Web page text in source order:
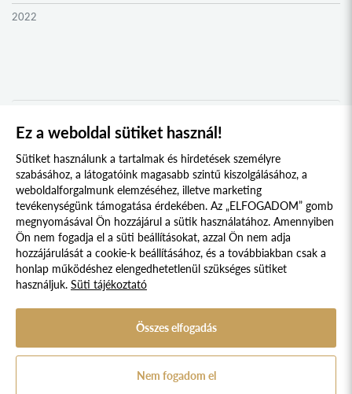
NYUGAT-BÁCSKA KOLLÉGIUM
DRÁVASZÖG ÉS SZLAVÓNIA KOLLÉGIUM
TESSEDIK SÁMUEL KOLLÉGIUM
AFRIKA KOLLÉGIUM
KELETI NYITÁS KOLLÉGIUM
IBERO-AMERICA KOLLÉGIUM
SZENT-GYÖRGYI ALBERT KOLLÉGIUM
VARGA DOMOKOS KOLLÉGIUM
STEINDL IMRE PARLEMENTI KOLLÉGIUM
2022
2016
2015
2014
2013
2012
2009
1 2 3 4
Süti szabályzat Adatvédelmi nyilatkozat
Jogi nyilatkozat
© 2017 - 2026 NÉPFŐISKOLA ALAPÍTVÁNY, LAKITELEK. MINDEN JOG
Ez a weboldal sütiket használ!
Sütiket használunk a tartalmak és hirdetések személyre
szabásához, a látogatóink magasabb szintű kiszolgálásához, a
weboldalforgalmunk elemzéséhez, illetve marketing
tevékenységünk támogatása érdekében. Az „ELFOGADOM” gomb
megnyomásával Ön hozzájárul a sütik használatához. Amennyiben
Ön nem fogadja el a süti beállításokat, azzal Ön nem adja
hozzájárulását a cookie-k beállításához, és a továbbiakban csak a
honlap működéshez elengedhetetlenül szükséges sütiket
használjuk. Süti tájékoztató
Összes elfogadás
Nem fogadom el